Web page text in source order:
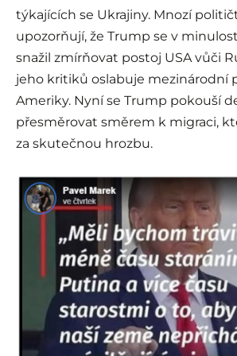
týkajících se Ukrajiny. Mnozí
upozorňují, že Trump se v
snažil zmírňovat postoj USA vůči
jeho kritiků oslabuje mezinárodní
Ameriky. Nyní se Trump pokouší
přesměrovat směrem k migraci,
za skutečnou hrozbu.